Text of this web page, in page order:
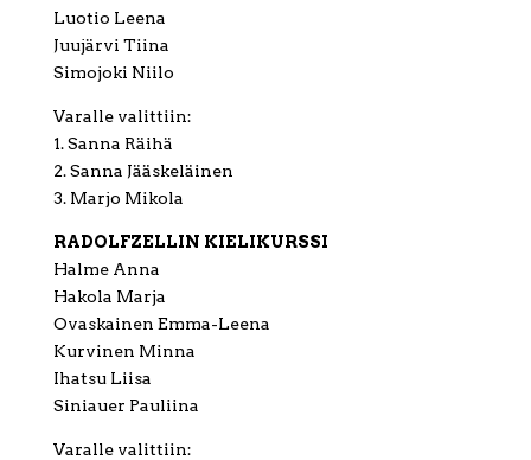
Luotio Leena
Juujärvi Tiina
Simojoki Niilo
Varalle valittiin:
1. Sanna Räihä
2. Sanna Jääskeläinen
3. Marjo Mikola
RADOLFZELLIN KIELIKURSSI
Halme Anna
Hakola Marja
Ovaskainen Emma-Leena
Kurvinen Minna
Ihatsu Liisa
Siniauer Pauliina
Varalle valittiin: